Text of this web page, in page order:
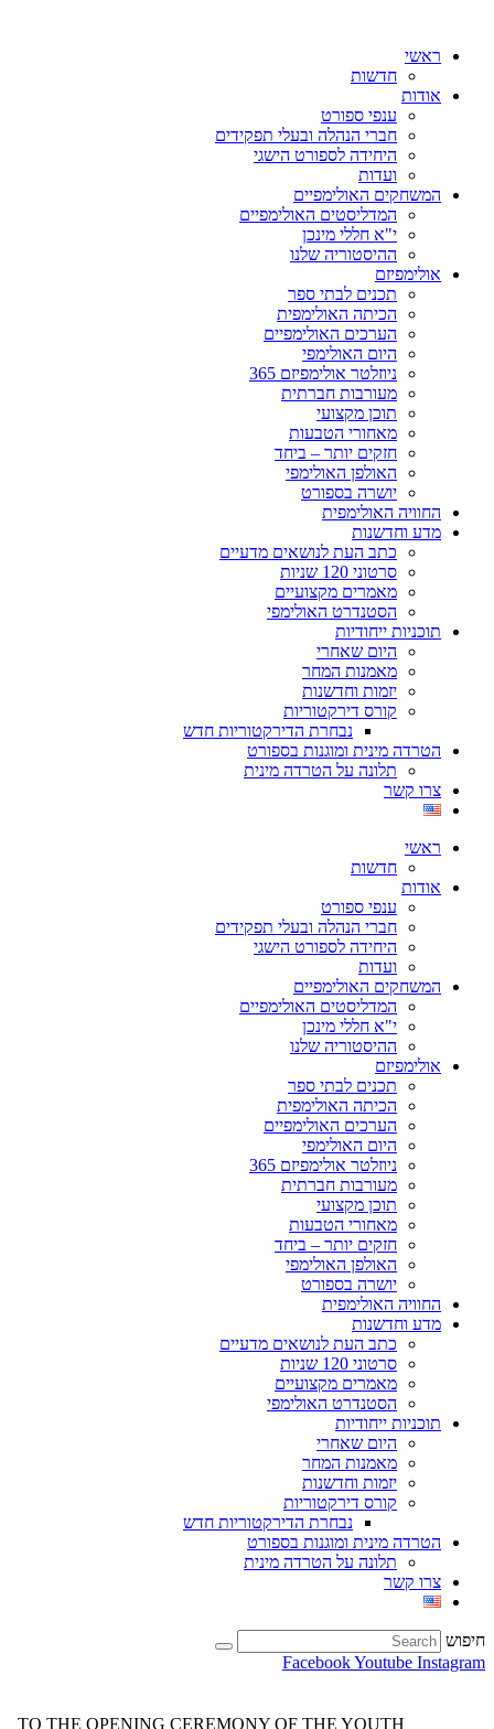
ראשי
חדשות
אודות
ענפי ספורט
חברי הנהלה ובעלי תפקידים
היחידה לספורט הישגי
ועדות
המשחקים האולימפיים
המדליסטים האולימפיים
י"א חללי מינכן
ההיסטוריה שלנו
אולימפיזם
תכנים לבתי ספר
הכיתה האולימפית
הערכים האולימפיים
היום האולימפי
ניוזלטר אולימפיזם 365
מעורבות חברתית
תוכן מקצועי
מאחורי הטבעות
חזקים יותר – ביחד
האולפן האולימפי
יושרה בספורט
החוויה האולימפית
מדע וחדשנות
כתב העת לנושאים מדעיים
סרטוני 120 שניות
מאמרים מקצועיים
הסטנדרט האולימפי
תוכניות ייחודיות
היום שאחרי
מאמנות המחר
יזמות וחדשנות
קורס דירקטוריות
נבחרת הדירקטוריות חדש
הטרדה מינית ומוגנות בספורט
תלונה על הטרדה מינית
צרו קשר
ראשי
חדשות
אודות
ענפי ספורט
חברי הנהלה ובעלי תפקידים
היחידה לספורט הישגי
ועדות
המשחקים האולימפיים
המדליסטים האולימפיים
י"א חללי מינכן
ההיסטוריה שלנו
אולימפיזם
תכנים לבתי ספר
הכיתה האולימפית
הערכים האולימפיים
היום האולימפי
ניוזלטר אולימפיזם 365
מעורבות חברתית
תוכן מקצועי
מאחורי הטבעות
חזקים יותר – ביחד
האולפן האולימפי
יושרה בספורט
החוויה האולימפית
מדע וחדשנות
כתב העת לנושאים מדעיים
סרטוני 120 שניות
מאמרים מקצועיים
הסטנדרט האולימפי
תוכניות ייחודיות
היום שאחרי
מאמנות המחר
יזמות וחדשנות
קורס דירקטוריות
נבחרת הדירקטוריות חדש
הטרדה מינית ומוגנות בספורט
תלונה על הטרדה מינית
צרו קשר
חיפוש
FacebookYoutube Instagram